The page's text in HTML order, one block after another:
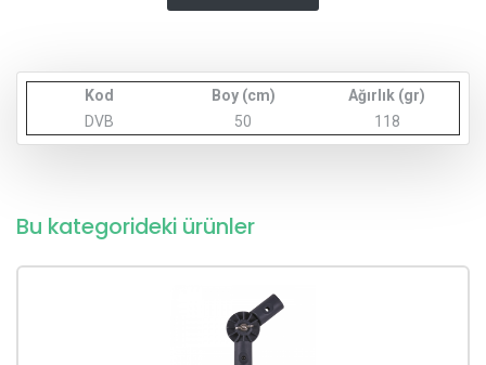
Kod Boy (cm)
Ağırlık (gr)
DVB
50 118
Bu kategorideki ürünler